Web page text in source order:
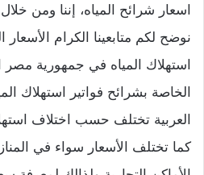
اسعار شرائح المياه، إننا ومن
نوضح لكم متابعينا الكرام الأسعار
استهلاك المياه في جمهورية مصر
الخاصة بشرائح فواتير استهلاك
العربية تختلف حسب اختلاف
كما تختلف الأسعار سواء في